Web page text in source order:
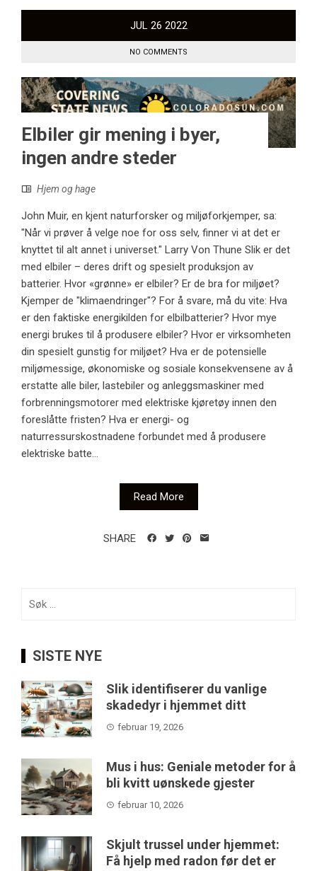
JUL 26 2022
NO COMMENTS
Elbiler gir mening i byer,
ingen andre steder
Hjem og hage
John Muir, en kjent naturforsker og miljøforkjemper, sa:
"Når vi prøver å velge noe for oss selv, finner vi at det er
knyttet til alt annet i universet." Larry Von Thune Slik er det
med elbiler – deres drift og spesielt produksjon av
batterier. Hvor «grønne» er elbiler? Er de bra for miljøet?
Kjemper de "klimaendringer"? For å svare, må du vite: Hva
er den faktiske energikilden for elbilbatterier? Hvor mye
energi brukes til å produsere elbiler? Hvor er virksomheten
din spesielt gunstig for miljøet? Hva er de potensielle
miljømessige, økonomiske og sosiale konsekvensene av å
erstatte alle biler, lastebiler og anleggsmaskiner med
forbrenningsmotorer med elektriske kjøretøy innen den
foreslåtte fristen? Hva er energi- og
naturressurskostnadene forbundet med å produsere
elektriske batte...
Read More
SHARE
etter:
SISTE NYE
Slik identifiserer du vanlige
skadedyr i hjemmet ditt
februar 19, 2026
Mus i hus: Geniale metoder for å
bli kvitt uønskede gjester
februar 10, 2026
Skjult trussel under hjemmet:
Få hjelp med radon før det er